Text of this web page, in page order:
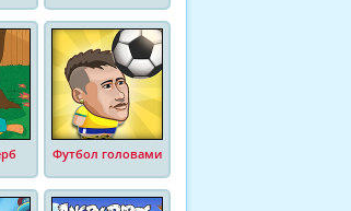
Футбол головами